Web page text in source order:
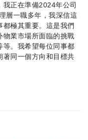
正在準備2024年公司
層一職多年，我深信這
極其重要。這是我們
物業市場所面臨的挑戰
等。我希望每位同事都
著同一個方向和目標共